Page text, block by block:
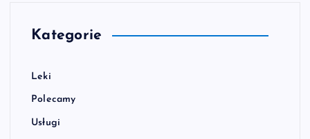
Kategorie
Leki
Polecamy
Usługi